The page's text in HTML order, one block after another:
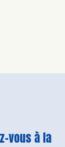
vous à la